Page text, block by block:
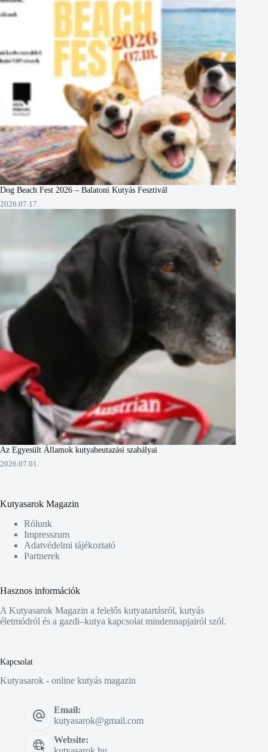
Dog Beach Fest 2026 – Balatoni Kutyás Fesztivál
2026.07.17.
Az Egyesült Államok kutyabeutazási szabályai
2026.07.01.
Kutyasarok Magazin
Rólunk
Impresszum
Adatvédelmi tájékoztató
Partnerek
Hasznos információk
A Kutyasarok Magazin a felelős kutyatartásról, kutyás
életmódról és a gazdi–kutya kapcsolat mindennapjairól szól.
Kapcsolat
Kutyasarok - online kutyás magazin
Email:
kutyasarok@gmail.com
Website: